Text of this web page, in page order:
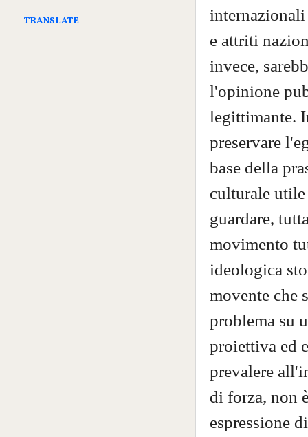
e attriti
invece,
l'opinione
legittimante.
preservare
base della
culturale utile
guardare,
movimento
ideologica
movente che
problema su
proiettiva ed
prevalere
di forza, non
espressione
TRANSLATE